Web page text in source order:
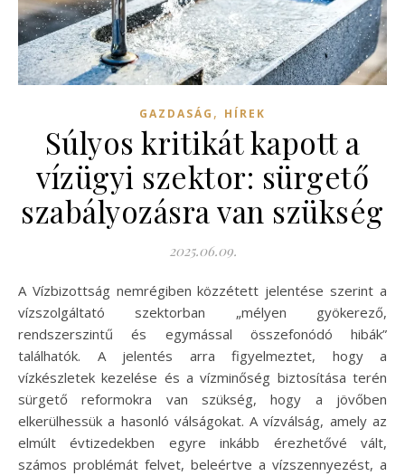
GAZDASÁG , HÍREK
Súlyos kritikát kapott a
vízügyi szektor: sürgető
szabályozásra van szükség
2025.06.09.
A Vízbizottság nemrégiben közzétett jelentése szerint a
vízszolgáltató szektorban „mélyen gyökerező,
rendszerszintű és egymással összefonódó hibák”
találhatók. A jelentés arra figyelmeztet, hogy a
vízkészletek kezelése és a vízminőség biztosítása terén
sürgető reformokra van szükség, hogy a jövőben
elkerülhessük a hasonló válságokat. A vízválság, amely az
elmúlt évtizedekben egyre inkább érezhetővé vált,
számos problémát felvet, beleértve a vízszennyezést, a